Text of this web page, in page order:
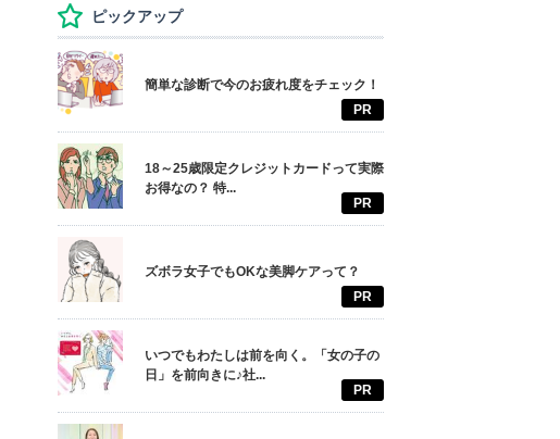
ピックアップ
簡単な診断で今のお疲れ度をチェック！
PR
18～25歳限定クレジットカードって実際
お得なの？ 特...
PR
ズボラ女子でもOKな美脚ケアって？
PR
いつでもわたしは前を向く。「女の子の
日」を前向きに♪社...
PR